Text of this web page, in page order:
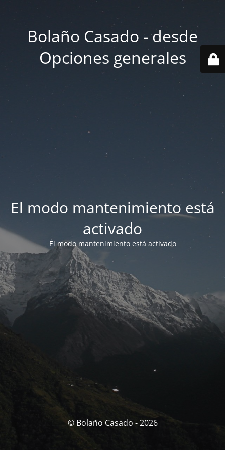
Bolaño Casado - desde
Opciones generales
El modo mantenimiento está
activado
El modo mantenimiento está activado
© Bolaño Casado - 2026